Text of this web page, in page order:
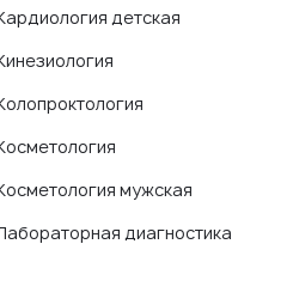
детская
мужская
диагностика